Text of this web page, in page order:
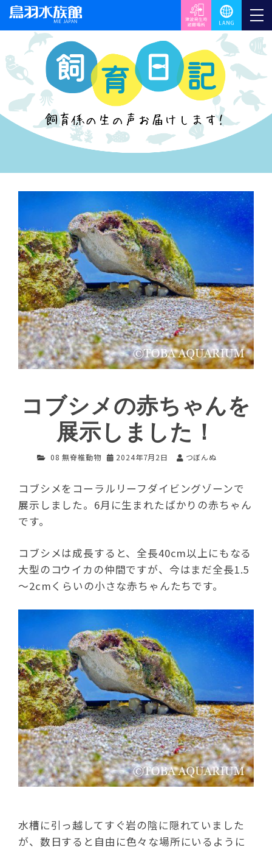
コブシメの赤ちゃんを
展示しました！
08 無脊椎動物 2024年7月2日 つぼんぬ
コブシメをコーラルリーフダイビングゾーンで
展示しました。6月に生まれたばかりの赤ちゃん
です。
コブシメは成長すると、全長40cm以上にもなる
大型のコウイカの仲間ですが、今はまだ全長1.5
～2cmくらいの小さな赤ちゃんたちです。
水槽に引っ越してすぐ岩の陰に隠れていました
が、数日すると自由に色々な場所にいるように